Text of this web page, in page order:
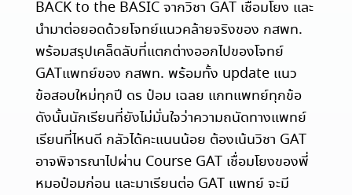
BACK to the BASIC จากวิชา GAT เชื่อมโยง และ
นำมาต่อยอดด้วยโจทย์แนวคล้ายจริงของ กสพท.
พร้อมสรุปเคล็ดลับที่แตกต่างออกไปของโจทย์
GATแพทย์ของ กสพท. พร้อมทั้ง update แนว
ข้อสอบใหม่ทุกปี ดร ป๋อม เฉลย แกทแพทย์ทุกข้อ
ดังนั้นนักเรียนที่ยังไม่มั่นใจว่าความถนัดทางแพทย์
เรียนที่ไหนดี กลัวได้คะแนนน้อย ต้องเน้นวิชา GAT
อาจพิจารณาไปผ่าน Course GAT เชื่อมโยงของพี่
หมอป๋อมก่อน และมาเรียนต่อ GAT แพทย์ จะมี